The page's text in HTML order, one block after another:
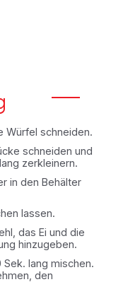
Würfel schneiden.
schneiden und
zerkleinern.
in den Behälter
lassen.
das Ei und die
hinzugeben.
lang mischen.
den